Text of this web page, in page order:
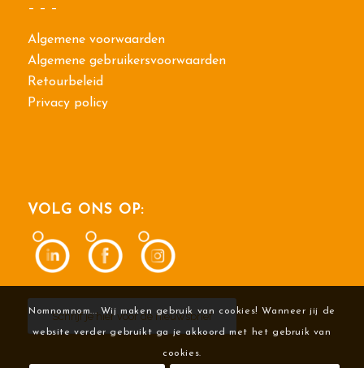
– – –
Algemene voorwaarden
Algemene gebruikersvoorwaarden
Retourbeleid
Privacy policy
VOLG ONS OP:
Schrijf je hier voor de nieuwsbrief
Nomnomnom... Wij maken gebruik van cookies! Wanneer jij de
website verder gebruikt ga je akkoord met het gebruik van
cookies.